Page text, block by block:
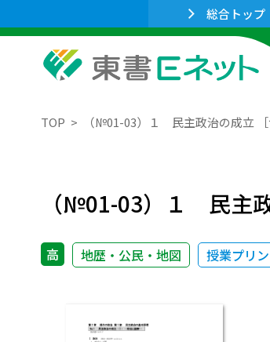
総合トップ
TOP （№01-03）１ 民主政治の成立 ［
（№01-03）１ 民主
高 地歴・公民・地図 授業プリ